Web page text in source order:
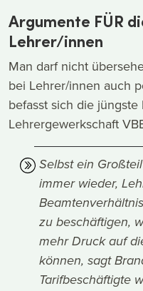
Argumente FÜR
Lehrer/innen
Man darf nicht
bei Lehrer/innen auch
befasst sich die
Lehrergewerkschaft
Selbst ein
immer wieder,
zu beschäftigen,
mehr Druck auf
können, sagt
Tarifbeschäftigte